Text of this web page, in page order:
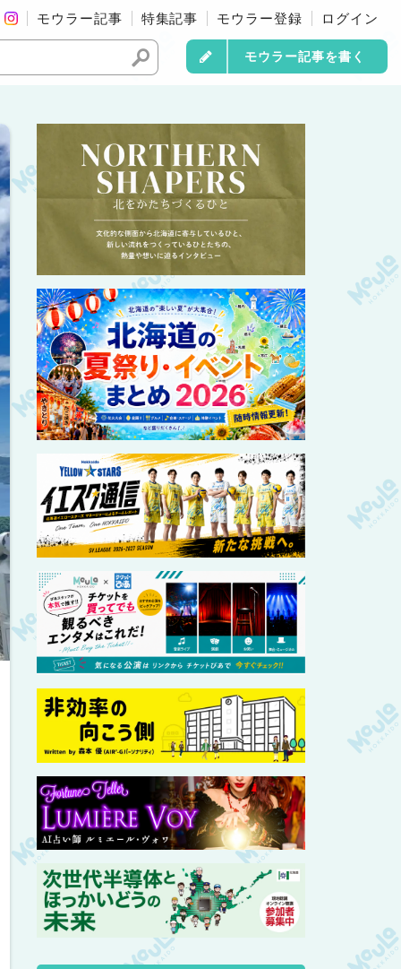
モウラー記事 特集記事 モウラー登録 ログイン
モウラー記事を書く